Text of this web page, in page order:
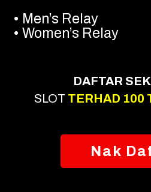
• Men’s Relay
• Women’s Relay
DAFTAR
SLOT TERHAD 100
Nak